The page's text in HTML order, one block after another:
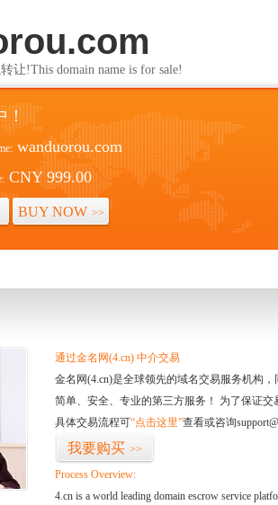
让!This domain name is for sale!
！
wanduorou.com
CNY 999.00
BUY NOW >>
通过金名网(4.cn) 中介交易
金名网(4.cn)是全球领先的域名交易服务机构
简单、安全、专业的第三方服务！ 为了保证
具体交易流程可“点击这里”查看或咨询
我要购买 >>
Process Overview:
4.cn is a world leading domain escrow service